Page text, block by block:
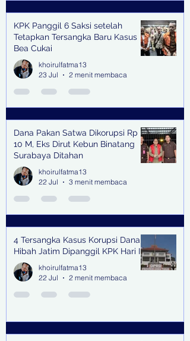
KPK Panggil 6 Saksi setelah
Tetapkan Tersangka Baru Kasus
Bea Cukai
khoirulfatma13
23 Jul
2 menit membaca
Dana Pakan Satwa Dikorupsi Rp
10 M, Eks Dirut Kebun Binatang
Surabaya Ditahan
khoirulfatma13
22 Jul
3 menit membaca
4 Tersangka Kasus Korupsi Dana
Hibah Jatim Dipanggil KPK Hari Ini
khoirulfatma13
22 Jul
2 menit membaca